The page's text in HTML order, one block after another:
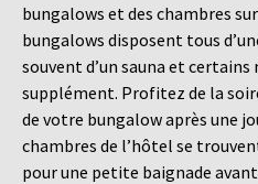
bungalows et des chambres
bungalows disposent tous
souvent d’un sauna et certains
supplément. Profitez de la
de votre bungalow après une
chambres de l’hôtel se
pour une petite baignade